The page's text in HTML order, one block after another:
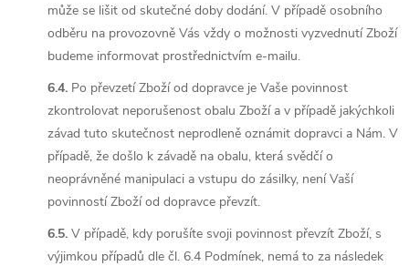
může se lišit od skutečné doby dodání. V případě osobního
odběru na provozovně Vás vždy o možnosti vyzvednutí Zboží
budeme informovat prostřednictvím e-mailu.
6.4. Po převzetí Zboží od dopravce je Vaše povinnost
zkontrolovat neporušenost obalu Zboží a v případě jakýchkoli
závad tuto skutečnost neprodleně oznámit dopravci a Nám. V
případě, že došlo k závadě na obalu, která svědčí o
neoprávněné manipulaci a vstupu do zásilky, není Vaší
povinností Zboží od dopravce převzít.
6.5. V případě, kdy porušíte svoji povinnost převzít Zboží, s
výjimkou případů dle čl. 6.4 Podmínek, nemá to za následek